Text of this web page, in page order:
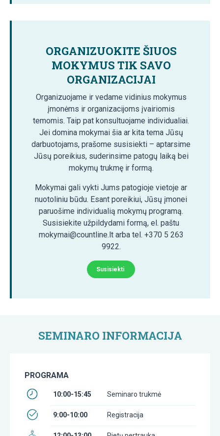
ORGANIZUOKITE ŠIUOS
MOKYMUS TIK SAVO
ORGANIZACIJAI
Organizuojame ir vedame vidinius mokymus
įmonėms ir organizacijoms įvairiomis
temomis. Taip pat konsultuojame individualiai.
Jei domina mokymai šia ar kita tema Jūsų
darbuotojams, prašome susisiekti – aptarsime
Jūsų poreikius, suderinsime patogų laiką bei
mokymų trukmę ir formą.
Mokymai gali vykti Jums patogioje vietoje ar
nuotoliniu būdu. Esant poreikiui, Jūsų įmonei
paruošime individualią mokymų programą.
Susisiekite užpildydami formą, el. paštu
mokymai@countline.lt arba tel. +370 5 263
9922.
Susisiekti
SEMINARO INFORMACIJA
PROGRAMA
10:00-15:45 Seminaro trukmė
9:00-10:00 Registracija